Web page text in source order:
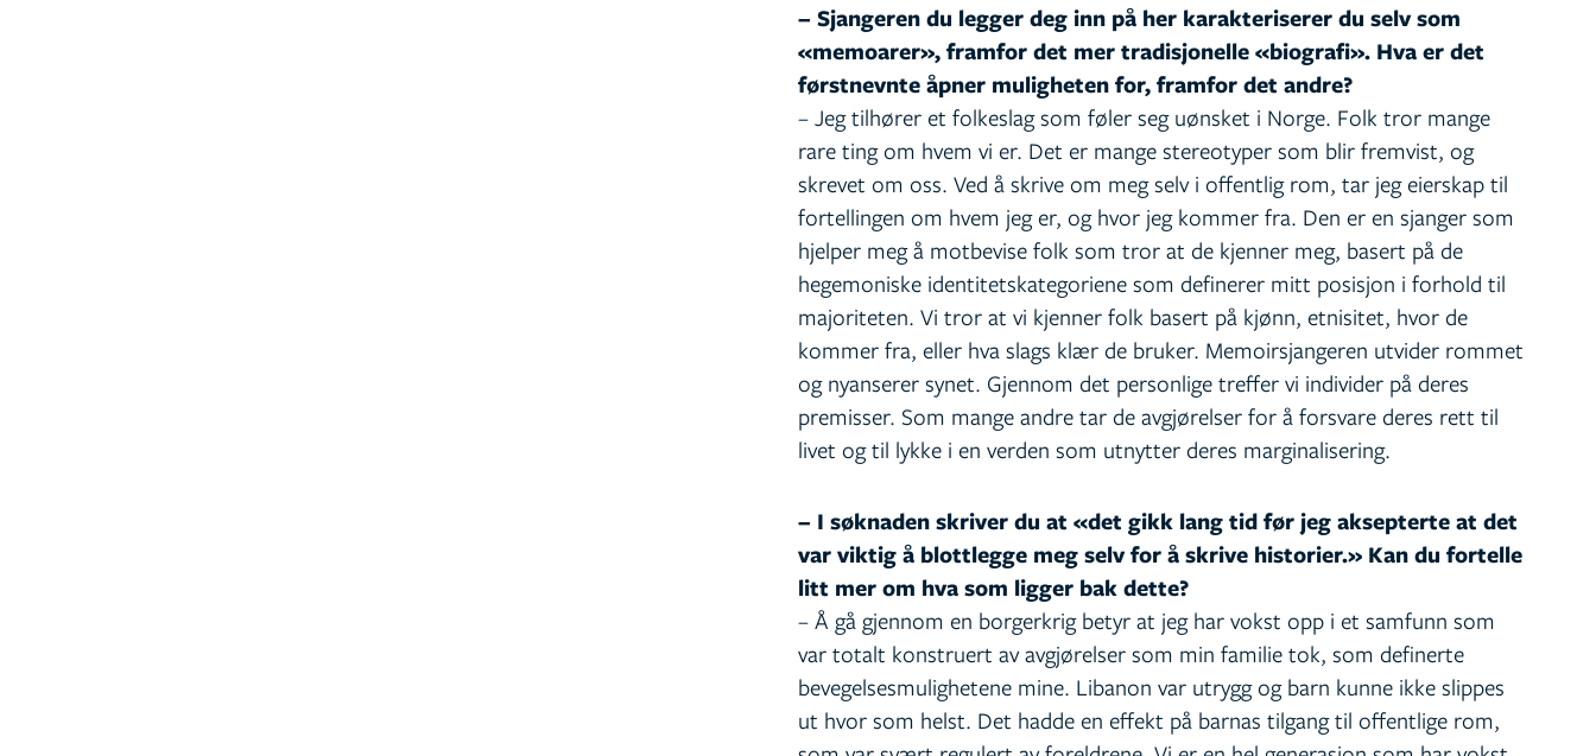
– Sjangeren du legger deg inn på her karakteriserer du selv som
«memoarer», framfor det mer tradisjonelle «biografi». Hva er det
førstnevnte åpner muligheten for, framfor det andre?
– Jeg tilhører et folkeslag som føler seg uønsket i Norge. Folk tror mange
rare ting om hvem vi er. Det er mange stereotyper som blir fremvist, og
skrevet om oss. Ved å skrive om meg selv i offentlig rom, tar jeg eierskap til
fortellingen om hvem jeg er, og hvor jeg kommer fra. Den er en sjanger som
hjelper meg å motbevise folk som tror at de kjenner meg, basert på de
hegemoniske identitetskategoriene som definerer mitt posisjon i forhold til
majoriteten. Vi tror at vi kjenner folk basert på kjønn, etnisitet, hvor de
kommer fra, eller hva slags klær de bruker. Memoirsjangeren utvider rommet
og nyanserer synet. Gjennom det personlige treffer vi individer på deres
premisser. Som mange andre tar de avgjørelser for å forsvare deres rett til
livet og til lykke i en verden som utnytter deres marginalisering.
– I søknaden skriver du at «det gikk lang tid før jeg aksepterte at det
var viktig å blottlegge meg selv for å skrive historier.» Kan du fortelle
litt mer om hva som ligger bak dette?
– Å gå gjennom en borgerkrig betyr at jeg har vokst opp i et samfunn som
var totalt konstruert av avgjørelser som min familie tok, som definerte
bevegelsesmulighetene mine. Libanon var utrygg og barn kunne ikke slippes
ut hvor som helst. Det hadde en effekt på barnas tilgang til offentlige rom,